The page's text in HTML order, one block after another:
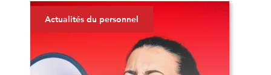
Actualités du personnel